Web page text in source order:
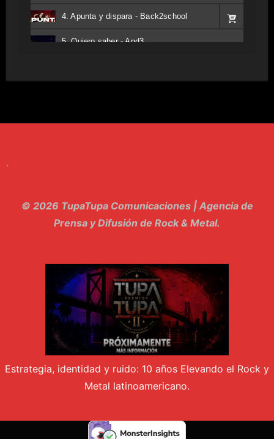
4. Apunta y dispara - Back2school
5. Quiero saber - And3
12. dolor - Piel
14. Llanto en el Cielo - Carmaleon
15. Pachakuti - Pleia
16. Demuestro Mi Fe - Epidemia Rapcore
17. Kamikaze - La Pvta Electrica
18. El diablo esta en bora bora - El Sr Jada y los ultimos de la cuadra
.
© 2026 TupaTupa Comunicaciones | Agencia de
Prensa y Difusión de Rock & Metal.
Estrategia, identidad y ruido: 10 años Elevando el Rock y
Metal latinoamericano.